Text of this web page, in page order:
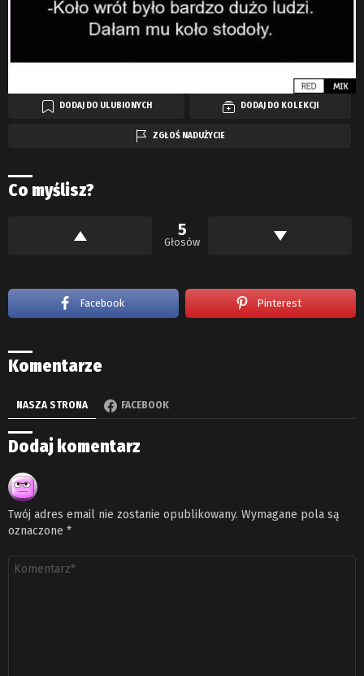
DODAJ DO ULUBIONYCH DODAJ DO KOLEKCJI
ZGŁOŚ NADUŻYCIE
Co myślisz?
5
Głosów
Facebook Pinterest
Komentarze
NASZA STRONA FACEBOOK
Dodaj komentarz
Twój adres email nie zostanie opublikowany. Wymagane pola są
oznaczone *
Komentarz